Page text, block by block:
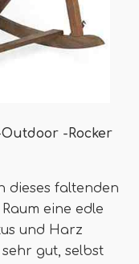
-Rocker
dieses faltenden
eine edle
und Harz
gut, selbst